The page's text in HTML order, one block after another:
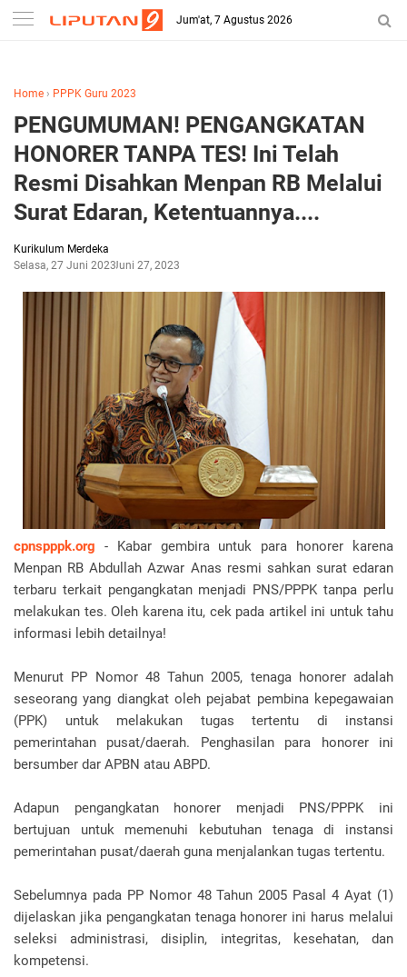
-->
Jum'at, 7 Agustus 2026
Home › PPPK Guru 2023
PENGUMUMAN! PENGANGKATAN
HONORER TANPA TES! Ini Telah
Resmi Disahkan Menpan RB Melalui
Surat Edaran, Ketentuannya....
Kurikulum Merdeka
Selasa, 27 Juni 2023Juni 27, 2023
cpnspppk.org - Kabar gembira untuk para honorer karena
Menpan RB Abdullah Azwar Anas resmi sahkan surat edaran
terbaru terkait pengangkatan menjadi PNS/PPPK tanpa perlu
melakukan tes. Oleh karena itu, cek pada artikel ini untuk tahu
informasi lebih detailnya!
Menurut PP Nomor 48 Tahun 2005, tenaga honorer adalah
seseorang yang diangkat oleh pejabat pembina kepegawaian
(PPK) untuk melakukan tugas tertentu di instansi
pemerintahan pusat/daerah. Penghasilan para honorer ini
bersumber dar APBN atau ABPD.
Adapun pengangkatan honorer menjadi PNS/PPPK ini
bertujuan untuk memenuhi kebutuhan tenaga di instansi
pemerintahan pusat/daerah guna menjalankan tugas tertentu.
Sebelumnya pada PP Nomor 48 Tahun 2005 Pasal 4 Ayat (1)
dijelaskan jika pengangkatan tenaga honorer ini harus melalui
seleksi administrasi, disiplin, integritas, kesehatan, dan
kompetensi.